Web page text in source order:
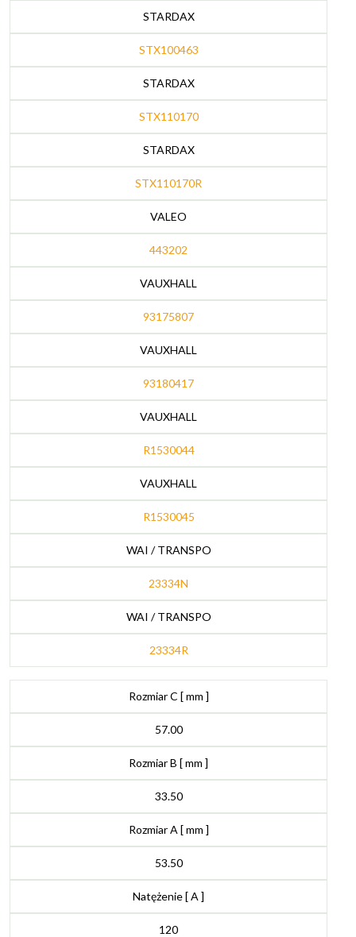
STARDAX
STX100463
STARDAX
STX110170
STARDAX
STX110170R
VALEO
443202
VAUXHALL
93175807
VAUXHALL
93180417
VAUXHALL
R1530044
VAUXHALL
R1530045
WAI / TRANSPO
23334N
WAI / TRANSPO
23334R
Rozmiar C [ mm ]
57.00
Rozmiar B [ mm ]
33.50
Rozmiar A [ mm ]
53.50
Natężenie [ A ]
120